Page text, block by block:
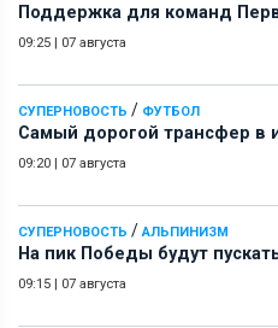
Поддержка для команд
09:25 | 07 августа
СУПЕРНОВОСТЬ / ФУТБОЛ
Самый дорогой трансфер в
09:20 | 07 августа
СУПЕРНОВОСТЬ / АЛЬПИНИЗМ
На пик Победы будут
09:15 | 07 августа